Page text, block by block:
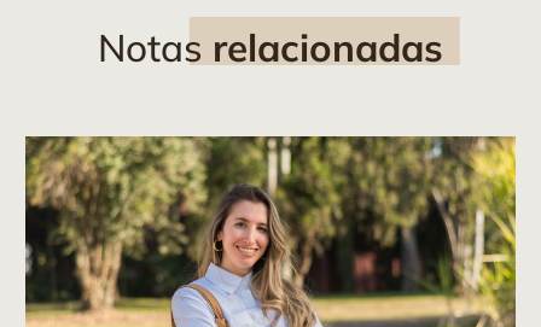
Notas relacionadas